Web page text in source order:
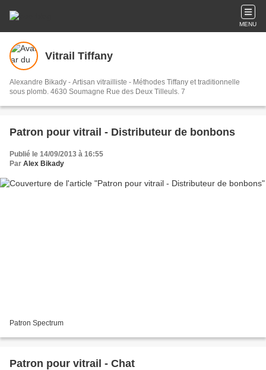
MENU
Vitrail Tiffany
Alexandre Bikady - Artisan vitrailliste - Méthodes Tiffany et traditionnelle
sous plomb. 4630 Soumagne Rue des Deux Tilleuls. 7
Patron pour vitrail - Distributeur de bonbons
Publié le 14/09/2013 à 16:55
Par Alex Bikady
Patron Spectrum
Patron pour vitrail - Chat